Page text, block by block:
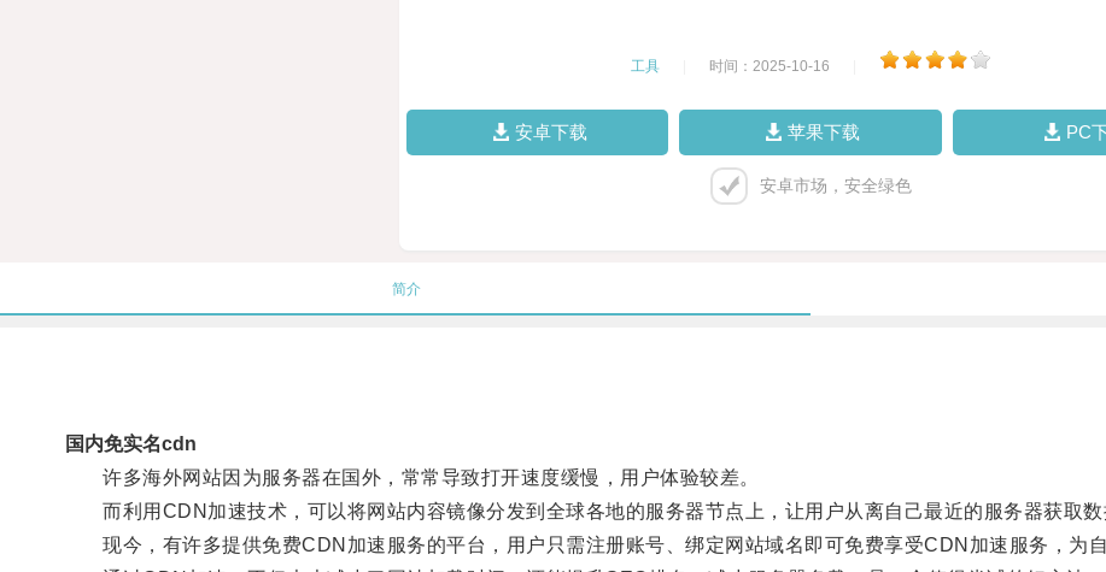
工具 时间：2025-10-16
安卓下载 苹果下载 PC
安卓市场，安全绿色
简介
国内免实名cdn
许多海外网站因为服务器在国外，常常导致打开速度缓慢，用户体验较差。
而利用CDN加速技术，可以将网站内容镜像分发到全球各地的服务器节点上，让用户从离自己最近的服务器获取数
现今，有许多提供免费CDN加速服务的平台，用户只需注册账号、绑定网站域名即可免费享受CDN加速服务，为自